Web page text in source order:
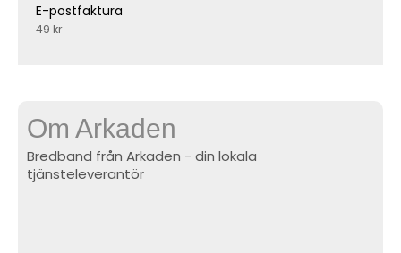
E-postfaktura
49 kr
Om Arkaden
Bredband från Arkaden - din lokala
tjänsteleverantör